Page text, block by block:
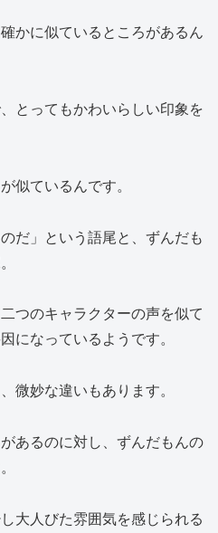
かに似ているところがあるん
とってもかわいらしい印象を
似ているんです。
だ」という語尾と、ずんだも
つのキャラクターの声を似て
になっているようです。
微妙な違いもあります。
あるのに対し、ずんだもんの
大人びた雰囲気を感じられる